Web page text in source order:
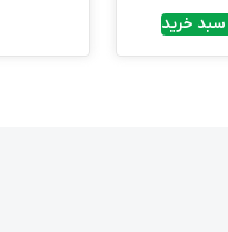
خرید